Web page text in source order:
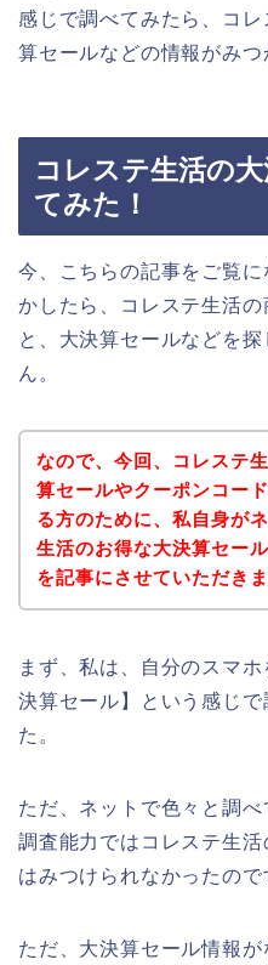
感じで調べてみたら、コ
算セールなどの情報がみつ
コレステ生活の
てみた！
今、こちらの記事をご覧
かしたら、コレステ生活
と、大決算セールなどを
ん。
なので、今回、コレステ
算セールやクーポンコー
る方のために、私自身が
生活のお得な大決算セー
を記事にさせていただきま
まず、私は、自分のスマ
決算セール】という感じ
た。
ただ、ネットで色々と調
調査能力ではコレステ生
はみつけられなかったので
ただ、大決算セール情報